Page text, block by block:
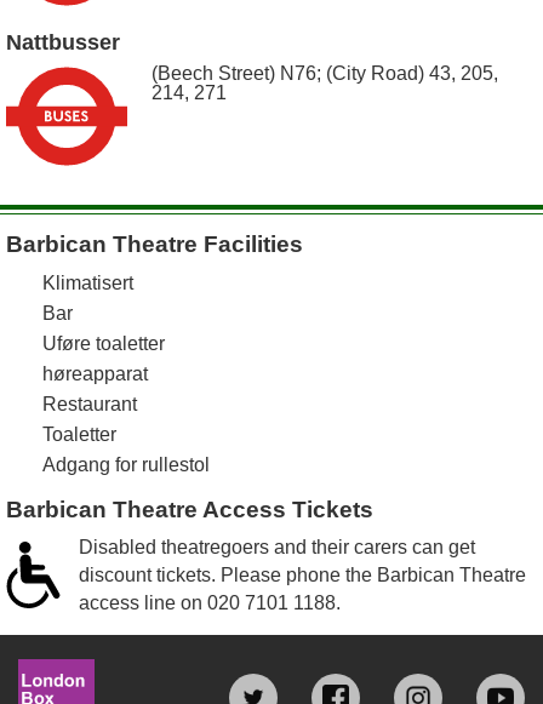
Barbican Theatre Facilities
Klimatisert
Bar
Uføre toaletter
høreapparat
Restaurant
Toaletter
Adgang for rullestol
Barbican Theatre Access Tickets
Disabled theatregoers and their carers can get
discount tickets. Please phone the Barbican Theatre
access line on 020 7101 1188.
Nattbusser
(Beech Street) N76; (City Road) 43, 205,
214, 271